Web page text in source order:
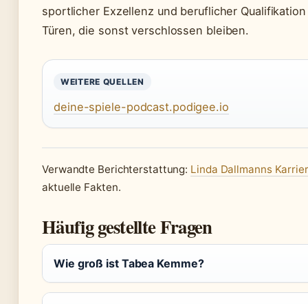
sportlicher Exzellenz und beruflicher
Türen, die sonst verschlossen bleiben.
WEITERE QUELLEN
deine-spiele-podcast.podigee.io
Verwandte Berichterstattung: Linda Dallmanns
aktuelle Fakten.
Häufig gestellte Fragen
Wie groß ist Tabea Kemme?